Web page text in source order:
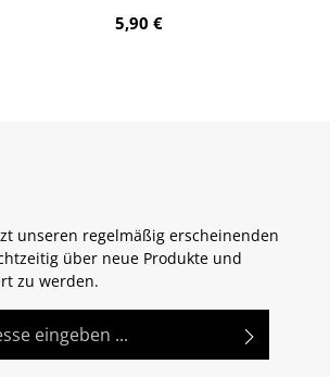
Regulärer Preis:
5,90 €
unseren regelmäßig erscheinenden
über neue Produkte und
zu werden.